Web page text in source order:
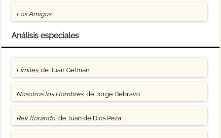
Los Amigos
Análisis especiales
Límites, de Juan Gelman
Nosotros los Hombres, de Jorge Debravo
Reír llorando, de Juan de Dios Peza